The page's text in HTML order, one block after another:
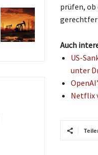
prüfen, ob
Auch
US-
unter
Netflix